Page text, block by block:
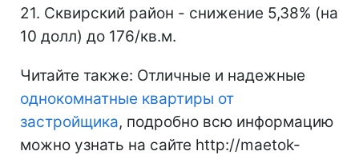
21. Сквирский район - снижение 5,38% (на
10 долл) до 176/кв.м.
Читайте также: Отличные и надежные
однокомнатные квартиры от
застройщика, подробно всю информацию
можно узнать на сайте http://maetok-